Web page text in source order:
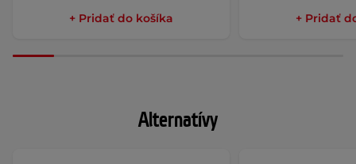
+ Pridať do košíka + Pridať
Alternatívy